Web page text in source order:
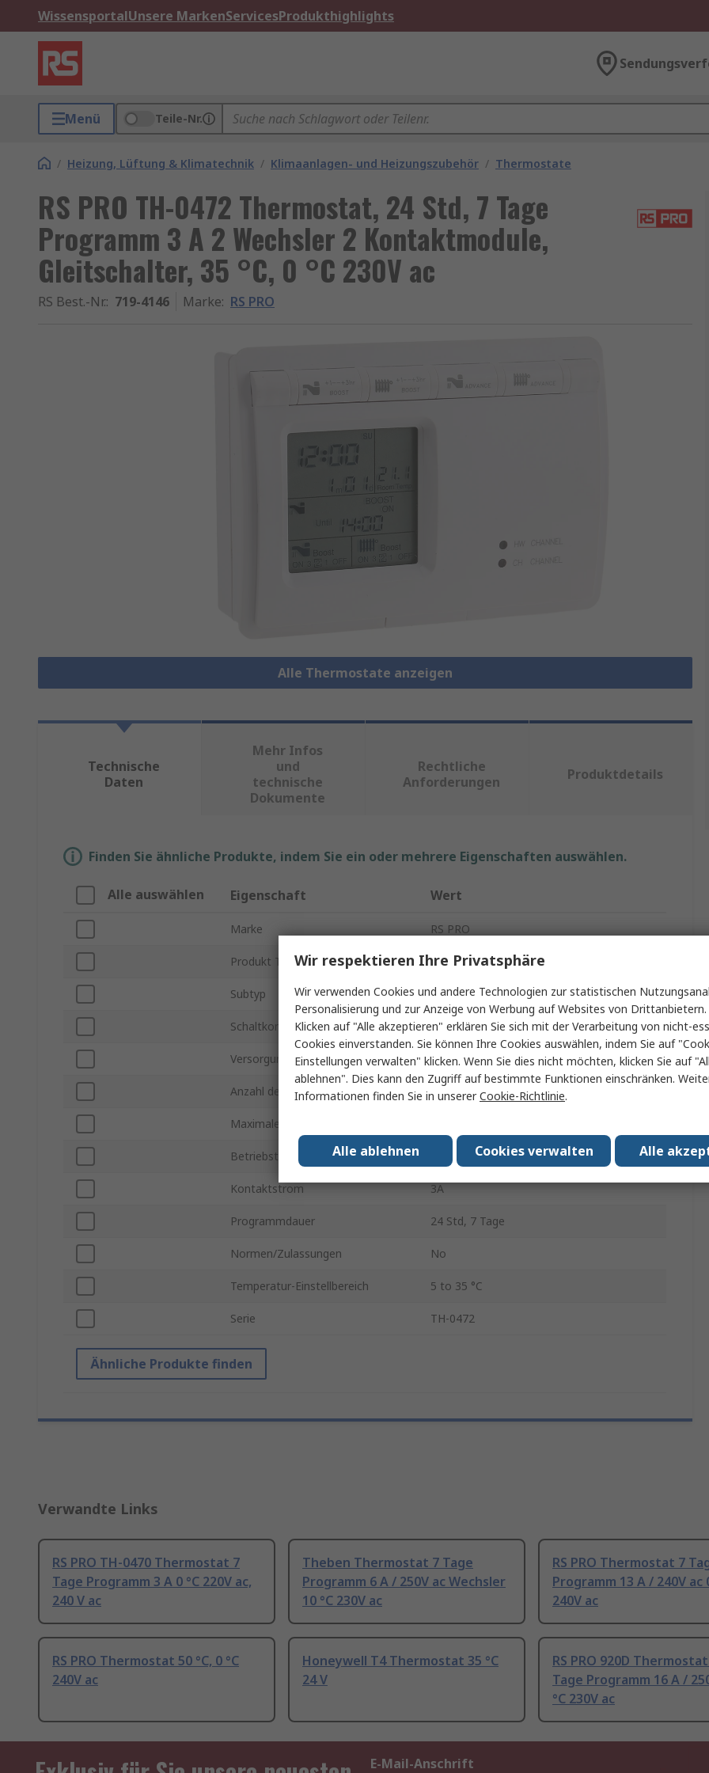
WissensportalUnsere MarkenServicesProdukthighlights
Menü Teile-Nr.
/ Heizung, Lüftung & Klimatechnik / Klimaanlagen- und Heizungszubehör / Thermostate
RS PRO TH-0472 Thermostat, 24 Std, 7 Tage
Programm 3 A 2 Wechsler 2 Kontaktmodule,
Gleitschalter, 35 °C, 0 °C 230V ac
RS Best.-Nr.: 719-4146 Marke: RS PRO
Alle Thermostate anzeigen
Technische
Daten
Mehr Infos
und
technische
Dokumente
Rechtliche
Anforderungen
Produktdetails
Finden Sie ähnliche Produkte, indem Sie ein oder mehrere Eigenschaften auswählen.
Alle auswählen Eigenschaft Wert
Marke RS PRO
Produkt Typ Thermostat
Subtyp Programmierbar
Schaltkonfiguration 2 Wechsler 2 Kontaktmodule, Gleitschalter
Versorgungsspannung 230V ac
Anzahl der Ein/Aus Zyklen pro Tag 3
Maximale Betriebstemperatur
Betriebstemperatur min.
Kontaktstrom 3A
Programmdauer 24 Std, 7 Tage
Normen/Zulassungen No
Temperatur-Einstellbereich 5 to 35 °C
Serie TH-0472
Ähnliche Produkte finden
Verwandte Links
RS PRO TH-0470 Thermostat 7
Tage Programm 3 A 0 °C 220V ac,
240 V ac
Theben Thermostat 7 Tage
Programm 6 A / 250V ac Wechsler
10 °C 230V ac
RS PRO Thermostat 7
Programm 13 A / 240V ac
240V ac
RS PRO Thermostat 50 °C, 0 °C
240V ac
Honeywell T4 Thermostat 35 °C
24 V
RS PRO 920D
Tage Programm 16 A /
°C 230V ac
E-Mail-Anschrift
Wir respektieren Ihre Privatsphäre
Wir verwenden Cookies und andere Technologien zur statistischen
Personalisierung und zur Anzeige von Werbung auf Websites von
Klicken auf "Alle akzeptieren" erklären Sie sich mit der Verarbeitung von nicht-
Cookies einverstanden. Sie können Ihre Cookies auswählen, indem Sie auf
Einstellungen verwalten" klicken. Wenn Sie dies nicht möchten, klicken Sie auf
ablehnen". Dies kann den Zugriff auf bestimmte Funktionen einschränken.
Informationen finden Sie in unsererCookie-Richtlinie.
Alle
Cookies verwalten
Alle ablehnen